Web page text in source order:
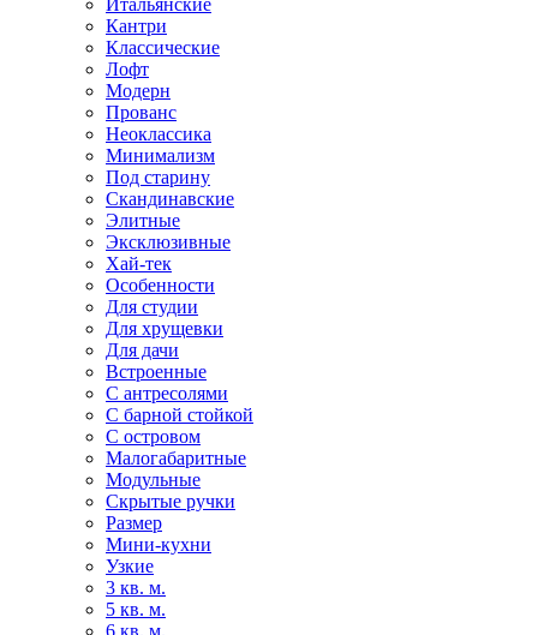
Итальянские
Кантри
Классические
Лофт
Модерн
Прованс
Неоклассика
Минимализм
Под старину
Скандинавские
Элитные
Эксклюзивные
Хай-тек
Особенности
Для студии
Для хрущевки
Для дачи
Встроенные
С антресолями
С барной стойкой
С островом
Малогабаритные
Модульные
Скрытые ручки
Размер
Мини-кухни
Узкие
3 кв. м.
5 кв. м.
6 кв. м.